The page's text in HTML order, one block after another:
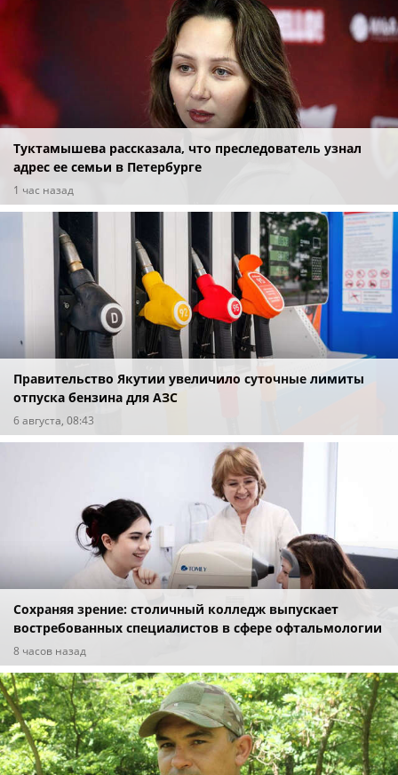
Туктамышева рассказала, что преследователь узнал
адрес ее семьи в Петербурге
1 час назад
Правительство Якутии увеличило суточные лимиты
отпуска бензина для АЗС
6 августа, 08:43
Сохраняя зрение: столичный колледж выпускает
востребованных специалистов в сфере офтальмологии
8 часов назад